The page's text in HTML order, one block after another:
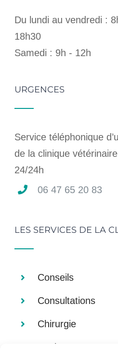
Du lundi au vendredi :
18h30
Samedi : 9h - 12h
URGENCES
Service téléphonique
de la clinique
24/24h
06 47 65 20 83
LES SERVICES DE LA
Conseils
Consultations
Chirurgie